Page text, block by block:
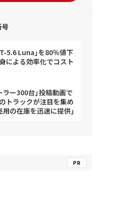
5.6 Luna」を80％値下
による効率化でコスト
ラー300台」投稿動画で
トラックが注目を集め
の在庫を迅速に提供」
PR